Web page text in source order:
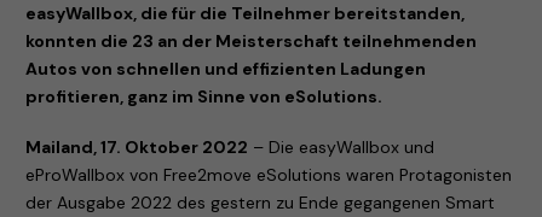
easyWallbox, die für die Teilnehmer bereitstanden,
konnten die 23 an der Meisterschaft teilnehmenden
Autos von schnellen und effizienten Ladungen
profitieren, ganz im Sinne von eSolutions.
Mailand, 17. Oktober 2022 – Die easyWallbox und
eProWallbox von Free2move eSolutions waren Protagonisten
der Ausgabe 2022 des gestern zu Ende gegangenen Smart